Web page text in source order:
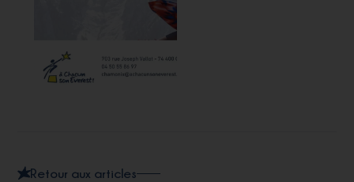
Retour aux articles